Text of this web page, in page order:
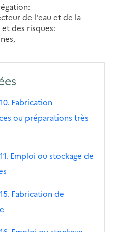
de l'eau et de la
des risques:
Fabrication
ou préparations très
Emploi ou stockage de
Fabrication de